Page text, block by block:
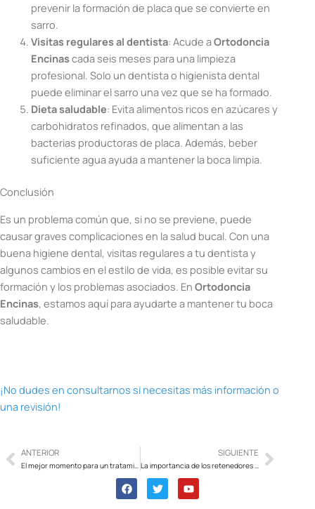
prevenir la formación de placa que se convierte en
sarro.
Visitas regulares al dentista: Acude aOrtodoncia
Encinascada seis meses para una limpieza
profesional. Solo un dentista o higienista dental
puede eliminar el sarro una vez que se ha formado.
Dieta saludable: Evita alimentos ricos en azúcares y
carbohidratos refinados, que alimentan a las
bacterias productoras de placa. Además, beber
suficiente agua ayuda a mantener la boca limpia.
Conclusión
Es un problema común que, si no se previene, puede
causar graves complicaciones en la salud bucal. Con una
buena higiene dental, visitas regulares a tu dentista y
algunos cambios en el estilo de vida, es posible evitar su
formación y los problemas asociados. En Ortodoncia
Encinas, estamos aquí para ayudarte a mantener tu boca
saludable.
¡No dudes en consultarnos si necesitas más información o
una revisión!
Prev
ANTERIOR
El mejor momento para un tratamiento de ortodoncia
SIGUIENTE
La importancia de los retenedores después de ortodonciaNext
F
a
T
w
Y
o